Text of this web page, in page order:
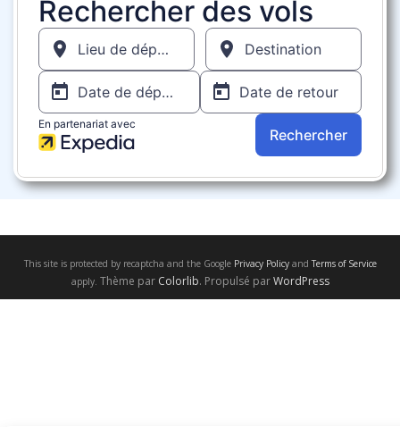
This site is protected by recaptcha and the Google Privacy PolicyandTerms of Service
apply. Thème par Colorlib. Propulsé parWordPress